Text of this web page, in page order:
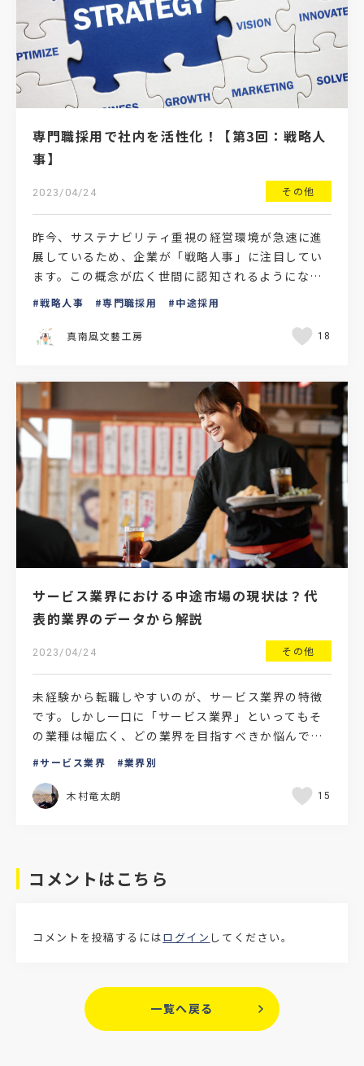
専門職採用で社内を活性化！【第3回：戦略人
事】
2023/04/24 その他
昨今、サステナビリティ重視の経営環境が急速に進
展しているため、企業が「戦略人事」に注目してい
ます。この概念が広く世間に認知されるようになっ
てきてはいますが、言葉の定義を明確に理解してい
戦略人事 専門職採用 中途採用
真南風文藝工房 18
サービス業界における中途市場の現状は？代
表的業界のデータから解説
2023/04/24 その他
未経験から転職しやすいのが、サービス業界の特徴
です。しかし一口に「サービス業界」といってもそ
の業種は幅広く、どの業界を目指すべきか悩んでい
る方も多いのではないでしょうか。また、業界ごと
サービス業界 業界別
木村竜太朗 15
コメントはこちら
コメントを投稿するにはログイン してください。
一覧へ戻る